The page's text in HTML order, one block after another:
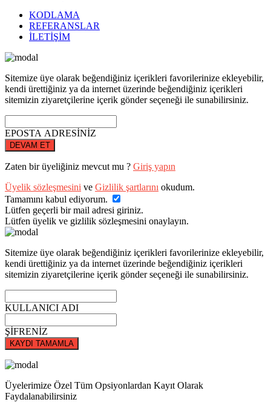
KODLAMA
REFERANSLAR
İLETİŞİM
Sitemize üye olarak beğendiğiniz içerikleri favorilerinize ekleyebilir,
kendi ürettiğiniz ya da internet üzerinde beğendiğiniz içerikleri
sitemizin ziyaretçilerine içerik gönder seçeneği ile sunabilirsiniz.
EPOSTA ADRESİNİZ
DEVAM ET
Zaten bir üyeliğiniz mevcut mu ? Giriş yapın
Üyelik sözleşmesini ve Gizlilik şartlarını okudum.
Tamamını kabul ediyorum.
Lütfen geçerli bir mail adresi giriniz.
Lütfen üyelik ve gizlilik sözleşmesini onaylayın.
Sitemize üye olarak beğendiğiniz içerikleri favorilerinize ekleyebilir,
kendi ürettiğiniz ya da internet üzerinde beğendiğiniz içerikleri
sitemizin ziyaretçilerine içerik gönder seçeneği ile sunabilirsiniz.
KULLANICI ADI
ŞİFRENİZ
KAYDI TAMAMLA
Üyelerimize Özel Tüm Opsiyonlardan Kayıt Olarak
Faydalanabilirsiniz